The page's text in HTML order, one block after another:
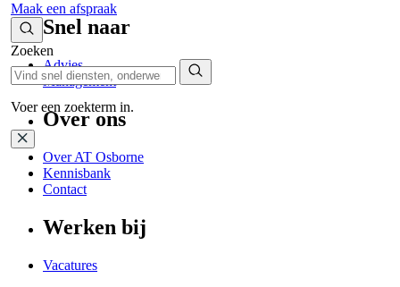
Maak een afspraak
Zoeken
Voer een zoekterm in.
Snel naar
Advies
Management
Over ons
Over AT Osborne
Kennisbank
Contact
Werken bij
Vacatures